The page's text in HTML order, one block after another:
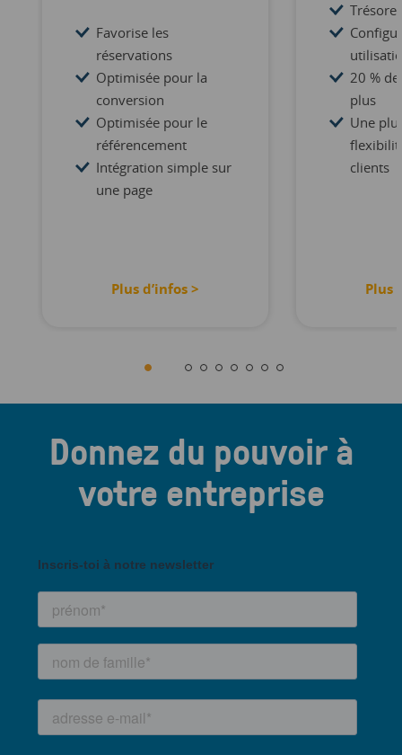
Favorise les
réservations
Optimisée pour la
conversion
Optimisée pour le
référencement
Intégration simple sur
une page
Plus d’infos >
20 %
plus
Une
clients
Plus
Donnez du pouvoir à
votre entreprise